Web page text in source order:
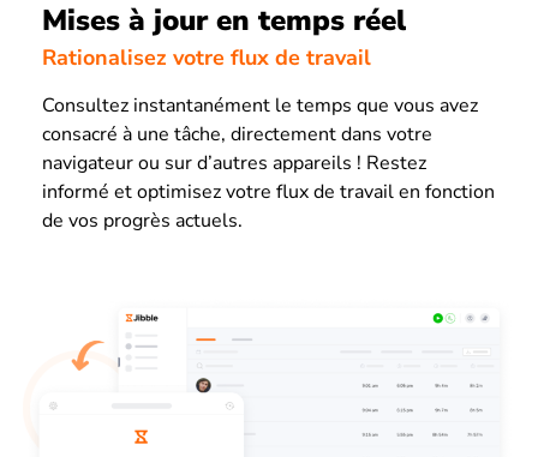
Mises à jour en temps réel
Rationalisez votre flux de travail
Consultez instantanément le temps que vous avez
consacré à une tâche, directement dans votre
navigateur ou sur d’autres appareils ! Restez
informé et optimisez votre flux de travail en fonction
de vos progrès actuels.